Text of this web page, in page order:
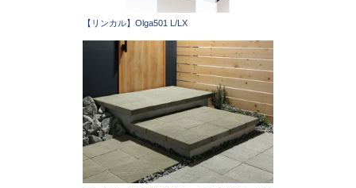
【リンカル】Olga501 L/LX